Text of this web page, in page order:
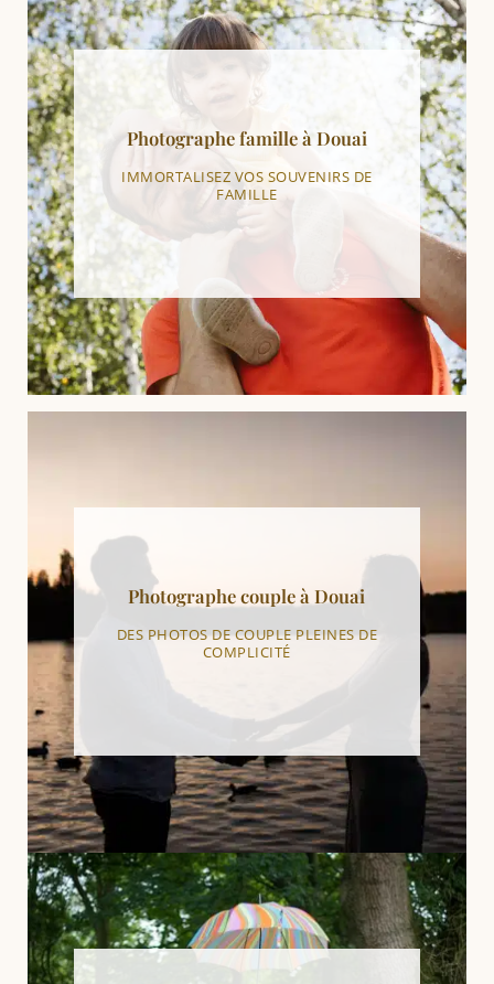
Photographe famille à Douai
IMMORTALISEZ VOS SOUVENIRS DE
FAMILLE
Photographe couple à Douai
DES PHOTOS DE COUPLE PLEINES DE
COMPLICITÉ